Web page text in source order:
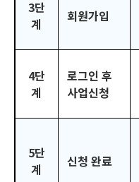
3단
계
회원가입
4단
계
로그인 후
사업신청
5단
계
신청 완료